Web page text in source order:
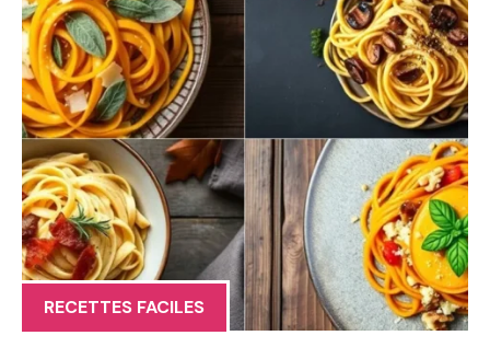
RECETTES FACILES